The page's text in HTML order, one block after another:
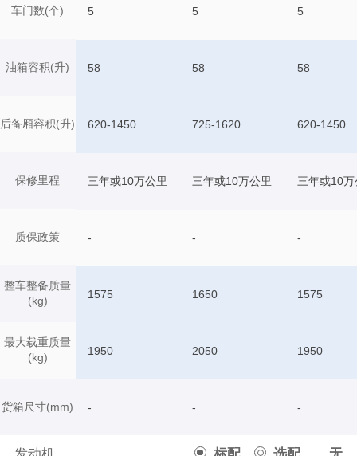
车门数(个)
油箱容积(升)
后备厢容积(升)
保修里程
质保政策
整车整备质量
(kg)
最大载重质量
(kg)
货箱尺寸(mm)
5 5 5
58 58 58
620-1450 725-1620 620-1450
三年或10万公里 三年或10万公里 三年或10万
- - -
1575 1650 1575
1950 2050 1950
- - -